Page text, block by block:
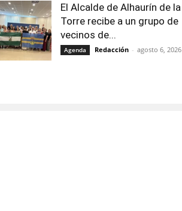
El Alcalde de Alhaurín de la
Torre recibe a un grupo de
vecinos de...
Agenda Redacción - agosto 6, 2026